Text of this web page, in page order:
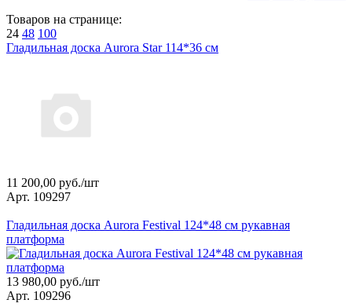
Товаров на странице:
24 48 100
Гладильная доска Aurora Star 114*36 см
11 200,00 руб./шт
Арт. 109297
Гладильная доска Aurora Festival 124*48 см рукавная
платформа
13 980,00 руб./шт
Арт. 109296